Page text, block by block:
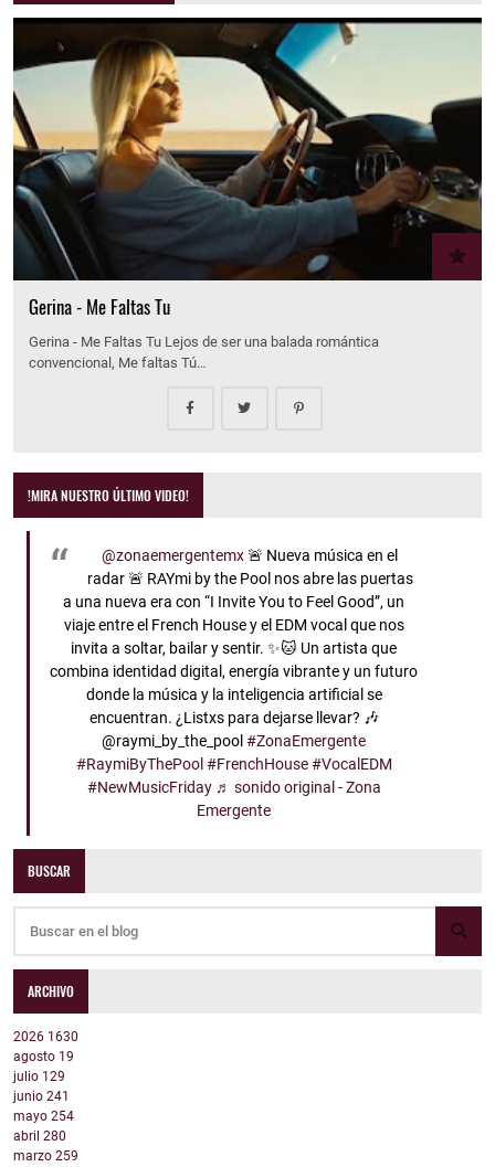
Gerina - Me Faltas Tu
Gerina - Me Faltas Tu Lejos de ser una balada romántica
convencional, Me faltas Tú…
!MIRA NUESTRO ÚLTIMO VIDEO!
@zonaemergentemx🚨 Nueva música en el
radar 🚨 RAYmi by the Pool nos abre las puertas
a una nueva era con “I Invite You to Feel Good”, un
viaje entre el French House y el EDM vocal que nos
invita a soltar, bailar y sentir. ✨🐱 Un artista que
combina identidad digital, energía vibrante y un futuro
donde la música y la inteligencia artificial se
encuentran. ¿Listxs para dejarse llevar? 🎶
@raymi_by_the_pool #ZonaEmergente
#RaymiByThePool #FrenchHouse #VocalEDM
#NewMusicFriday ♬ sonido original - Zona
Emergente
BUSCAR
ARCHIVO
2026 1630
agosto 19
julio 129
junio 241
mayo 254
abril 280
marzo 259